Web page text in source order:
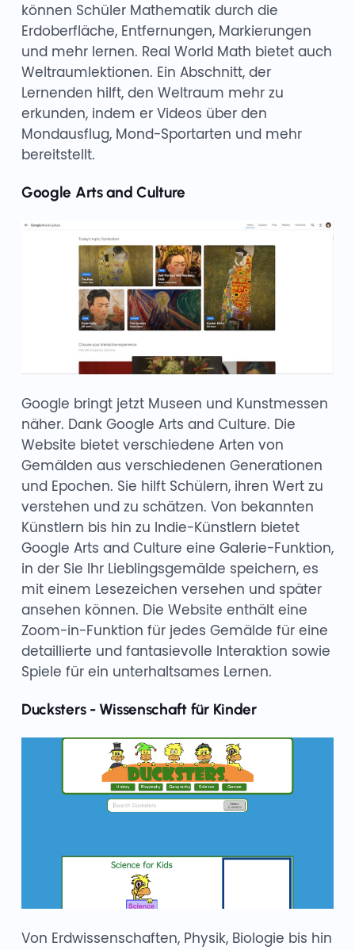
können Schüler Mathematik durch die
Erdoberfläche, Entfernungen, Markierungen
und mehr lernen. Real World Math bietet auch
Weltraumlektionen. Ein Abschnitt, der
Lernenden hilft, den Weltraum mehr zu
erkunden, indem er Videos über den
Mondausflug, Mond-Sportarten und mehr
bereitstellt.
Google Arts and Culture
Google bringt jetzt Museen und Kunstmessen
näher. Dank Google Arts and Culture. Die
Website bietet verschiedene Arten von
Gemälden aus verschiedenen Generationen
und Epochen. Sie hilft Schülern, ihren Wert zu
verstehen und zu schätzen. Von bekannten
Künstlern bis hin zu Indie-Künstlern bietet
Google Arts and Culture eine Galerie-Funktion,
in der Sie Ihr Lieblingsgemälde speichern, es
mit einem Lesezeichen versehen und später
ansehen können. Die Website enthält eine
Zoom-in-Funktion für jedes Gemälde für eine
detaillierte und fantasievolle Interaktion sowie
Spiele für ein unterhaltsames Lernen.
Ducksters - Wissenschaft für Kinder
Von Erdwissenschaften, Physik, Biologie bis hin